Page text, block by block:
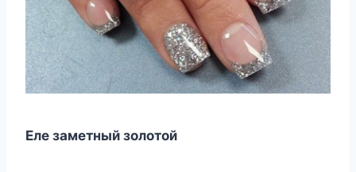
Еле заметный золотой